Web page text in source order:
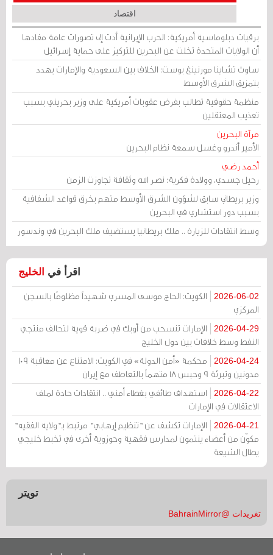
اقتصاد
برقيات دبلوماسية أمريكية: الحرب الإيرانية أدت إلى تصورات عامة مفادها
أن الولايات المتحدة تخلت عن البحرين للتركيز على حماية إسرائيل
ساوث تشاينا مورنينغ بوست: الخلاف بين السعودية والإمارات يهدد
بتمزيق الشرق الأوسط
منظمة حقوقية تطالب بفرض عقوبات أمريكية على وزير بحريني بسبب
تعذيب المعتقلين
مرآة البحرين
الأمير أندرو وغسل سمعة نظام البحرين
أحمد رضي
رحيل جسدي، وولادة فكرية: نصر الله وثقافة تجاوزت الزمن
وزير بريطاني سابق لشؤون الشرق الأوسط متهم بخرق قواعد الشفافية
بسبب دور استشاري في البحرين
وسط انتقادات للزيارة .. ملك بريطانيا يستضيف ملك البحرين في وندسور
اقرأ في الخليج
2026-06-02
الكويت: الحاج موسى المسري شهيداً مظلومًا بالسجن
المركزي
2026-04-29
الإمارات تنسحب من أوبك في ضربة قوية لتحالف منتجي
النفط وسط خلافات بين دول الخليج
2026-04-24
محكمة «أمن الدولة» في الكويت: الامتناع عن معاقبة 109
مدونين وتبرئة 9 وحبس 18 متهماً بالتعاطف مع إيران
2026-04-22
استهداف طائفي بغطاء أمني .. انتقادات حادة لملف
الاعتقالات في الإمارات
2026-04-21
الإمارات تكشف عن "تنظيم إرهابي" مرتبط بـ"ولاية الفقيه"
مكوّن من أعضاء ينتمون لمدارس فقهية وحوزوية أخرى في تخبط خليجي
يطال الشيعة
تويتر
تغريدات @BahrainMirror